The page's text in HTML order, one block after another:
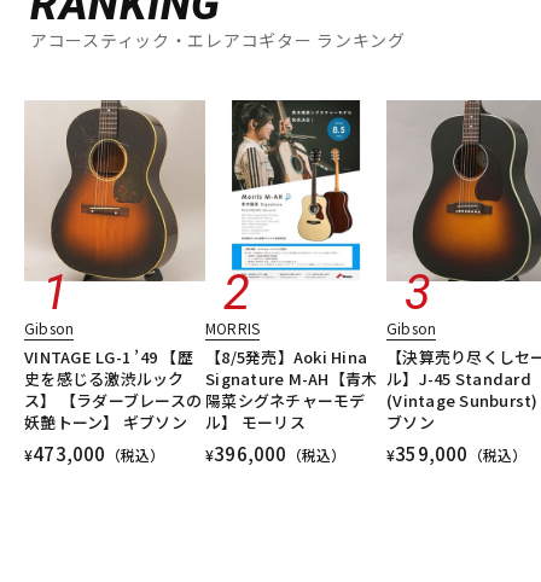
アコースティック・エレアコギター ランキング
Gibson
VINTAGE LG-1 ’49 【歴
史を感じる激渋ルック
ス】 【ラダーブレースの
妖艶トーン】 ギブソン
¥473,000 （税込）
MORRIS
【8/5発売】Aoki Hina
Signature M-AH【青木
陽菜シグネチャーモデ
ル】 モーリス
¥396,000 （税込）
Gibson
【決算売り尽くしセ
ル】J-45 Standard
(Vintage Sunburst)
ブソン
¥359,000 （税込）